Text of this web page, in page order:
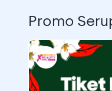
Promo